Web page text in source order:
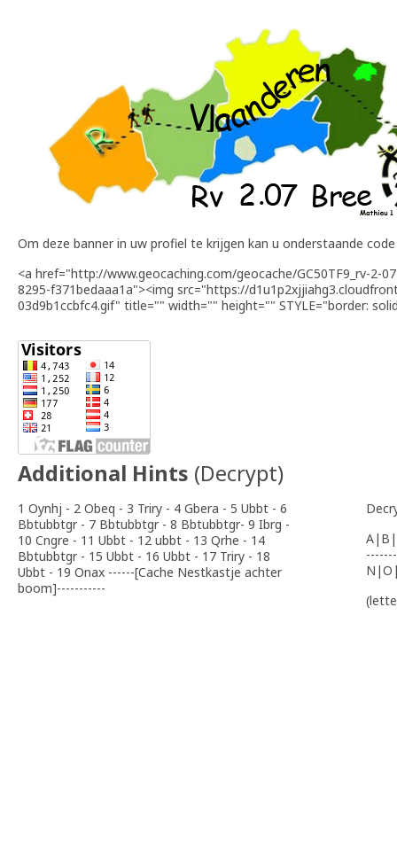
Om deze banner in uw profiel te krijgen kan u onderstaande
<a href="http://www.geocaching.com/geocache/GC50TF9_rv-2-
8295-f371bedaaa1a"><img src="https://
03d9b1ccbfc4.gif" title="" width="" height="" STYLE="border:
Additional Hints (Decrypt)
1 Oynhj - 2 Obeq - 3 Triry - 4 Gbera - 5 Ubbt - 6
Bbtubbtgr - 7 Bbtubbtgr - 8 Bbtubbtgr- 9 Ibrg -
10 Cngre - 11 Ubbt - 12 ubbt - 13 Qrhe - 14
Bbtubbtgr - 15 Ubbt - 16 Ubbt - 17 Triry - 18
Ubbt - 19 Onax ------[Cache Nestkastje achter
boom]-----------